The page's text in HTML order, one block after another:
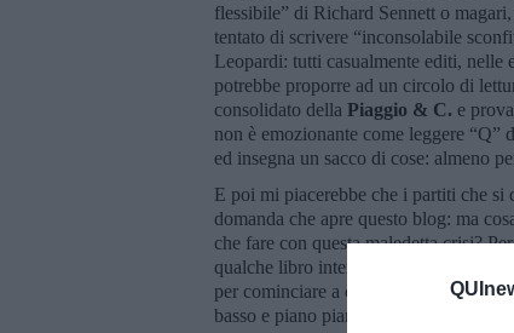
flessibile” di Richard Sennett o
tentato di scrivere “inconsolabile
Leopardi: tutti casualmente editi, nelle
potrebbe proporre ad un circolo di
consolidato della Piaggio & C. e
non è emozionante come leggere
ed insegna un sacco di cose: almeno
E poi mi piacerebbe che i partiti che si
domanda che apre questo blog: ma
che fare con questa maledetta crisi?
qualche libro interessante e discuterne
per cominciare a capirla meglio, a
basso e piano piano forse emergere da